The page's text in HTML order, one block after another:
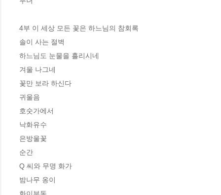
4부 이 세상 모든 꽃은 하느님의 참회록
솔이 사는 절벽
하느님도 눈물을 흘리시네
겨울 나그네
꽃만 보라 하신다
귀울음
호숫가에서
낙화유수
은방울꽃
순간
Q 씨와 무명 화가
밤나무 옹이